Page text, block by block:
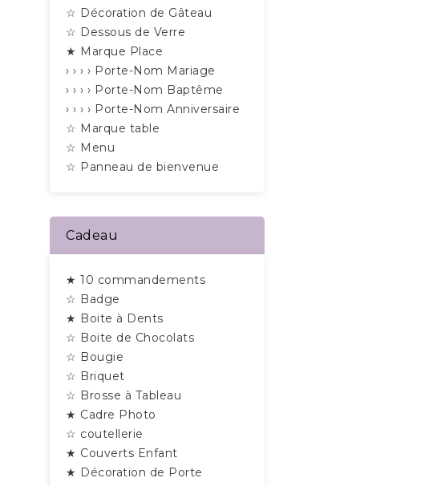
☆ Décoration de Gâteau
☆ Dessous de Verre
★ Marque Place
› › › › Porte-Nom Mariage
› › › › Porte-Nom Baptême
› › › › Porte-Nom Anniversaire
☆ Marque table
☆ Menu
☆ Panneau de bienvenue
Cadeau
★ 10 commandements
☆ Badge
★ Boite à Dents
☆ Boite de Chocolats
☆ Bougie
☆ Briquet
☆ Brosse à Tableau
★ Cadre Photo
☆ coutellerie
★ Couverts Enfant
★ Décoration de Porte